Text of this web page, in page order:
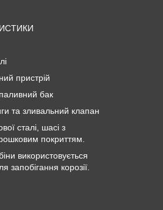
пристрій
бак
та зливальний клапан
сталі, шасі з
покриттям.
використовується
корозії.